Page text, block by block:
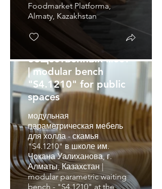
Foodmarket Platforma,
Almaty, Kazakhstan
модульная скамья
"S4.1210" для
общественных мест
| modular bench
"S4.1210" for public
spaces
модульная
параметрическая мебель
для холла - скамья
"S4.1210" в школе им.
Чокана Уалиханова, г.
Алматы, Казахстан |
modular parametric waiting
bench - "S4.1210" at the